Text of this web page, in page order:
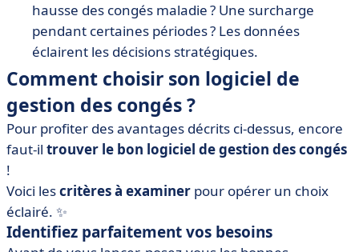
hausse des congés maladie ? Une surcharge
pendant certaines périodes ? Les données
éclairent les décisions stratégiques.
Comment choisir son logiciel de
gestion des congés ?
Pour profiter des avantages décrits ci-dessus, encore
faut-il trouver le bon logiciel de gestion des congés
!
Voici lescritères à examiner pour opérer un choix
éclairé. ✨
Identifiez parfaitement vos besoins